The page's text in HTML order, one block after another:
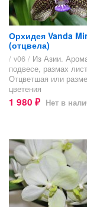
Орхидея Vanda
(отцвела)
/ v06 / Из Азии.
подвесе, размах
Отцветшая или
цветения
1 980 ₽ Нет в